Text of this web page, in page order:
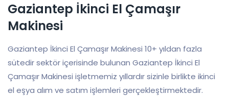
Gaziantep İkinci El Çamaşır
Makinesi
Gaziantep İkinci El Çamaşır Makinesi 10+ yıldan fazla
sütedir sektör içerisinde bulunan Gaziantep İkinci El
Çamaşır Makinesi işletmemiz yıllardır sizinle birlikte ikinci
el eşya alım ve satım işlemleri gerçekleştirmektedir.